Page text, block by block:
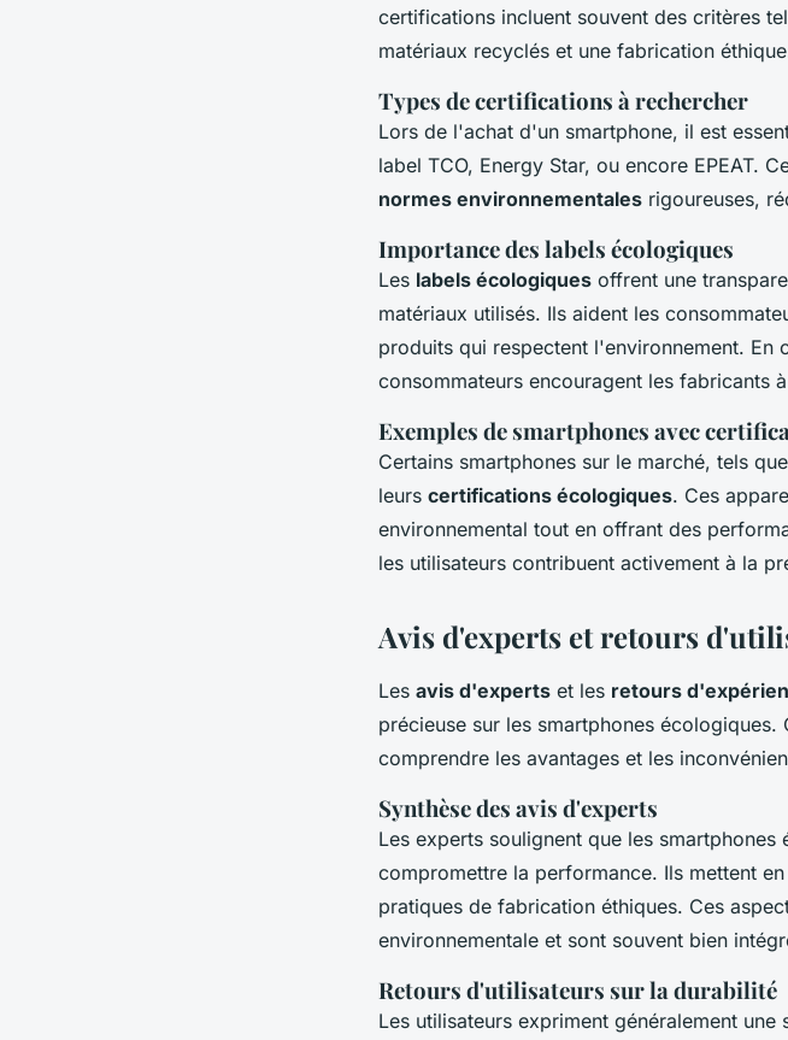
certifications incluent souvent des critères
matériaux recyclés et une fabrication
Types de certifications à rechercher
Lors de l'achat d'un smartphone, il est
label TCO, Energy Star, ou encore EPEAT.
normes environnementales rigoureuses,
Importance des labels écologiques
Les labels écologiques offrent une
matériaux utilisés. Ils aident les
produits qui respectent l'environnement. En
consommateurs encouragent les fabricants
Exemples de smartphones avec
Certains smartphones sur le marché, tels
leurs certifications écologiques. Ces
environnemental tout en offrant des
les utilisateurs contribuent activement à la
Avis d'experts et retours
Les avis d'experts et les retours
précieuse sur les smartphones
comprendre les avantages et les
Synthèse des avis d'experts
Les experts soulignent que les smartphones
compromettre la performance. Ils mettent
pratiques de fabrication éthiques. Ces
environnementale et sont souvent bien
Retours d'utilisateurs sur la durabilité
Les utilisateurs expriment généralement